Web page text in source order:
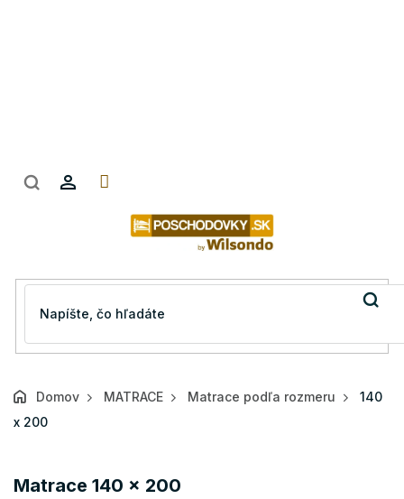
Domov MATRACE Matrace podľa rozmeru
140
x 200
Matrace 140 x 200